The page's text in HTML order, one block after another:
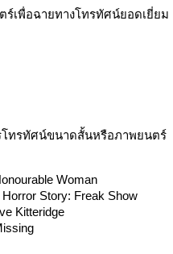
เพื่อฉายทางโทรทัศน์ยอดเยี่ยม
ทรทัศน์ขนาดสั้นหรือภาพยนตร์
Woman
Story: Freak Show
Kitteridge